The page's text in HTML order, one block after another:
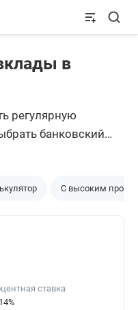
в
регулярную
банковский
разнообразие
каждого — найти
будет подходить
банков.
С высоким
ставка